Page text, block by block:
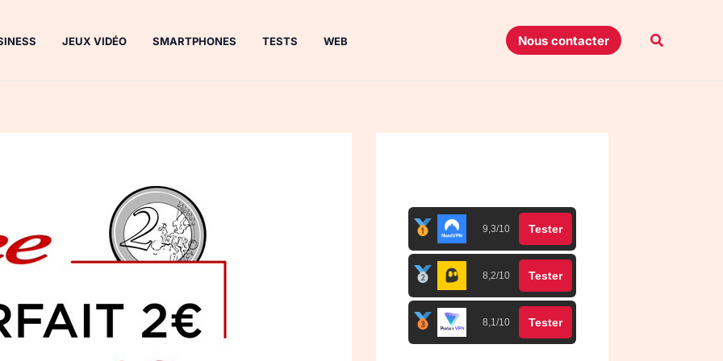
JEUX VIDÉO SMARTPHONES TESTS WEB Nous contacter
9,3/10 Tester
8,2/10 Tester
8,1/10 Tester